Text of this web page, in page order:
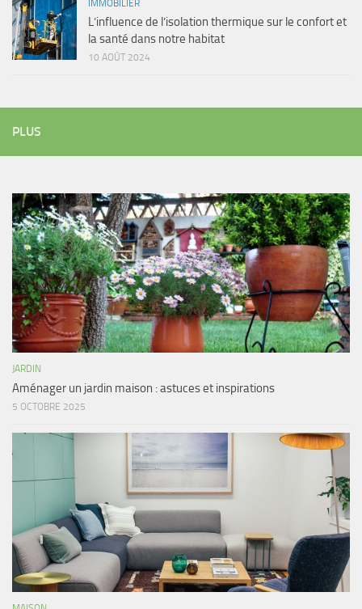
IMMOBILIER
L’influence de l’isolation thermique sur le confort et
la santé dans notre habitat
10 AOÛT 2024
PLUS
JARDIN
Aménager un jardin maison : astuces et inspirations
5 OCTOBRE 2025